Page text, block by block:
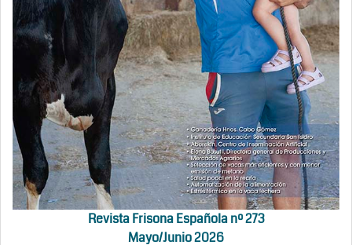
Revista Frisona Española nº 273
Mayo/Junio 2026